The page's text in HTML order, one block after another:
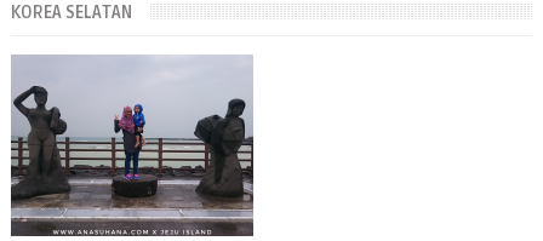
KOREA SELATAN